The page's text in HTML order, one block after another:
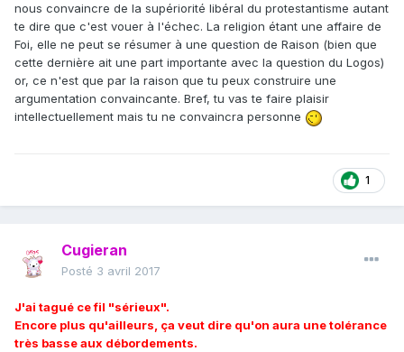
nous convaincre de la supériorité libéral du protestantisme autant
te dire que c'est vouer à l'échec. La religion étant une affaire de
Foi, elle ne peut se résumer à une question de Raison (bien que
cette dernière ait une part importante avec la question du Logos)
or, ce n'est que par la raison que tu peux construire une
argumentation convaincante. Bref, tu vas te faire plaisir
intellectuellement mais tu ne convaincra personne
1
Cugieran
Posté 3 avril 2017
J'ai tagué ce fil "sérieux".
Encore plus qu'ailleurs, ça veut dire qu'on aura une tolérance
très basse aux débordements.